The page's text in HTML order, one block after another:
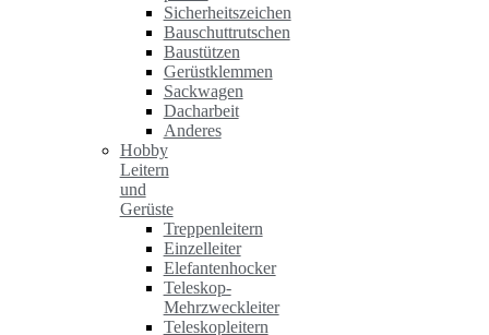
Sicherheitszeichen
Bauschuttrutschen
Baustützen
Gerüstklemmen
Sackwagen
Dacharbeit
Anderes
Hobby
Leitern
und
Gerüste
Treppenleitern
Einzelleiter
Elefantenhocker
Teleskop-
Mehrzweckleiter
Teleskopleitern